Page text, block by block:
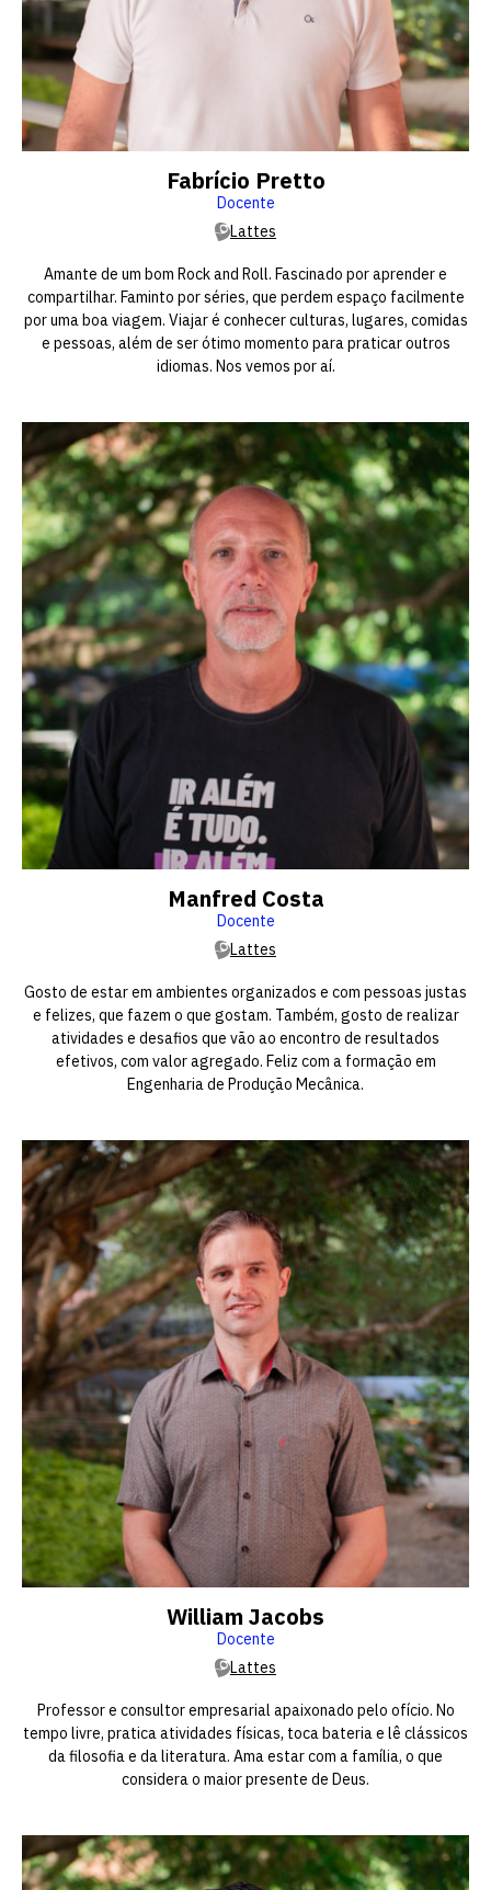
Fabrício Pretto
Docente
Lattes
Amante de um bom Rock and Roll. Fascinado por aprender e
compartilhar. Faminto por séries, que perdem espaço facilmente
por uma boa viagem. Viajar é conhecer culturas, lugares, comidas
e pessoas, além de ser ótimo momento para praticar outros
idiomas. Nos vemos por aí.
Manfred Costa
Docente
Lattes
Gosto de estar em ambientes organizados e com pessoas justas
e felizes, que fazem o que gostam. Também, gosto de realizar
atividades e desafios que vão ao encontro de resultados
efetivos, com valor agregado. Feliz com a formação em
Engenharia de Produção Mecânica.
William Jacobs
Docente
Lattes
Professor e consultor empresarial apaixonado pelo ofício. No
tempo livre, pratica atividades físicas, toca bateria e lê clássicos
da filosofia e da literatura. Ama estar com a família, o que
considera o maior presente de Deus.